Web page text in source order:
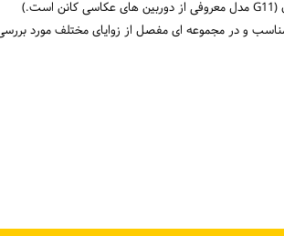
و در مجموعه ای مفصل از زوایای مختلف مورد بررسی